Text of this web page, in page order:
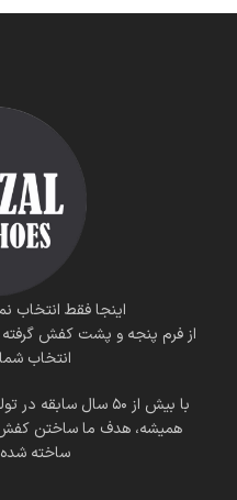
اینجا فقط انتخاب
از فرم پنجه و پشت کفش گرفته
انتخاب
با بیش از ۵۰ سال
همیشه، هدف ما ساختن
ساخته